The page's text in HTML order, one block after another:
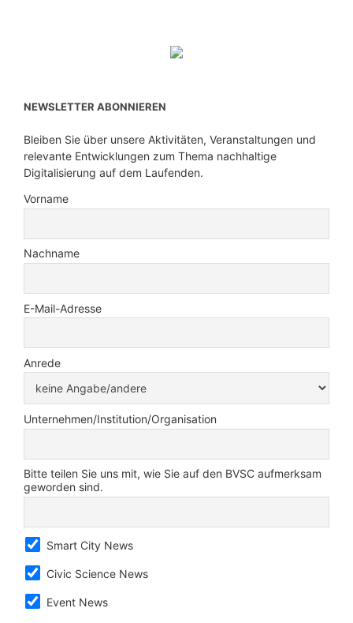
NEWSLETTER ABONNIEREN
Bleiben Sie über unsere Aktivitäten, Veranstaltungen und
relevante Entwicklungen zum Thema nachhaltige
Digitalisierung auf dem Laufenden.
Vorname
Nachname
E-Mail-Adresse
Anrede
Unternehmen/Institution/Organisation
Bitte teilen Sie uns mit, wie Sie auf den BVSC aufmerksam
geworden sind.
Smart City News
Civic Science News
Event News